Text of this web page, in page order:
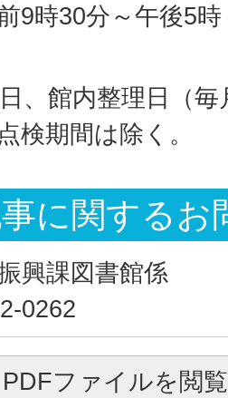
9時30分～午後5
、館内整理日（
検期間は除く。
に関するお
興課図書館係
0262
PDFファイルを閲